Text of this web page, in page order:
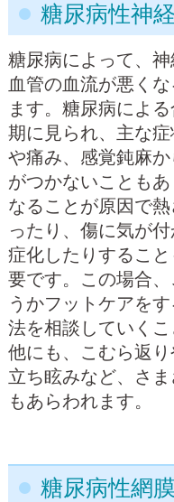
糖尿病性神
糖尿病によって、
血管の血流が悪く
ます。糖尿病によ
期に見られ、主な
や痛み、感覚鈍麻
がつかないことも
なることが原因で
ったり、傷に気が
症化したりするこ
要です。この場合
うかフットケアを
法を相談していくこ
他にも、こむら返り
立ち眩みなど、さ
もあらわれます。
糖尿病性網